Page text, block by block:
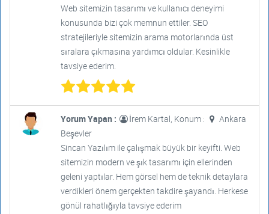
Web sitemizin tasarımı ve kullanıcı deneyimi
konusunda bizi çok memnun ettiler. SEO
stratejileriyle sitemizin arama motorlarında üst
sıralara çıkmasına yardımcı oldular. Kesinlikle
tavsiye ederim.
Yorum Yapan : İrem Kartal, Konum :
Ankara
Beşevler
Sincan Yazılım ile çalışmak büyük bir keyifti. Web
sitemizin modern ve şık tasarımı için ellerinden
geleni yaptılar. Hem görsel hem de teknik detaylara
verdikleri önem gerçekten takdire şayandı. Herkese
gönül rahatlığıyla tavsiye ederim